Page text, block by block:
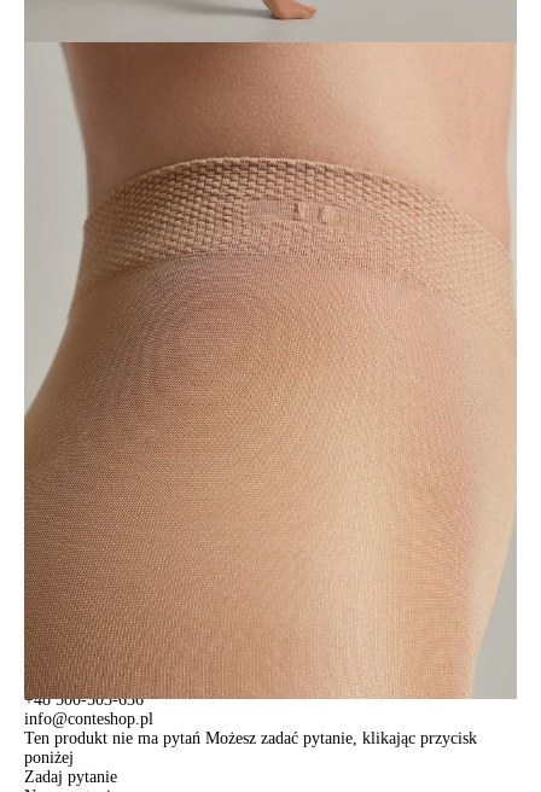
czas dostawy: 1-2 dni robocze
darmowa od 50 zł
czas dostawy: 1-2 dni robocze
Odbiór osobisty
pn.- czw. 8:00 - 16:00, pt. 8:00 - 14:00
Opis produktu
O produkcie
Gładkie rajstopy z wyszczuplającymi, wydłużonymi szortami Control
wyszczuplają sylwetkę, wizualnie zmniejszając talię i modelując
linię bioder.
Rozłożony nacisk na całą nogę pomaga zapobiegać zmęczeniu i
obrzękom.
Rajstopy są specjalnie zaprojektowanedla wrażliwej skóry:zapewniają
stopom miękkość i absolutny komfort dzięki specjalnym niciom.
Cechy modelu:
• wyszczuplające wydłużone szorty,
• korekta objętości bioder, talii i brzucha;
• rozłożony nacisk na nogę,
• stymulują krążenie krwi,
• zapobiegają syndromom zmęczenia,
• płaski szew,
• wzmocnione palce,
• bawełniany klin,
• idealny dla posiadaczy wrażliwej skóry,
• błyskawiczna transformacja sylwetki.
SKU1001140810020002
Skład
poliamid 76%; elastan 24%
Udostępnij produkt
Podmiot odpowiedzialny
EuroTrade Tex Sp z o.o.
Św. Teresy 91
91-341, Łódź, Polska
+48 500-503-636
info@conteshop.pl
Ten produkt nie ma pytań Możesz zadać pytanie, klikając przycisk
poniżej
Zadaj pytanie